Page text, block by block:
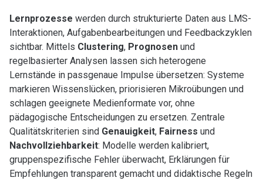
Lernprozesse werden durch strukturierte Daten aus LMS-
Interaktionen, Aufgabenbearbeitungen und Feedbackzyklen
sichtbar. Mittels Clustering, Prognosenund
regelbasierter Analysen lassen sich heterogene
Lernstände in passgenaue Impulse übersetzen: Systeme
markieren Wissenslücken, priorisieren Mikroübungen und
schlagen geeignete Medienformate vor, ohne
pädagogische Entscheidungen zu ersetzen. Zentrale
Qualitätskriterien sind Genauigkeit, Fairness und
Nachvollziehbarkeit: Modelle werden kalibriert,
gruppenspezifische Fehler überwacht, Erklärungen für
Empfehlungen transparent gemacht und didaktische Regeln